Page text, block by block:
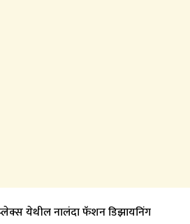
येथील नालंदा फॅशन डिझायनिंग